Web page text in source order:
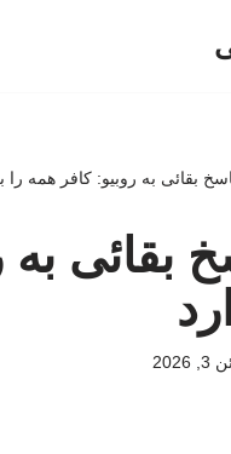
بقائی به روبیو: کافر همه را
بقائی